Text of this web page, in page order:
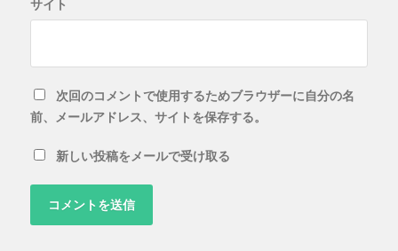
サイト
次回のコメントで使用するためブラウザーに自分の名
前、メールアドレス、サイトを保存する。
新しい投稿をメールで受け取る